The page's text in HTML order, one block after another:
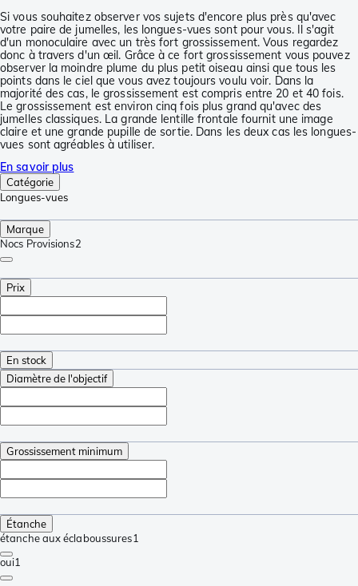
Si vous souhaitez observer vos sujets d'encore plus près qu'avec
votre paire de jumelles, les longues-vues sont pour vous. Il s'agit
d'un monoculaire avec un très fort grossissement. Vous regardez
donc à travers d'un œil. Grâce à ce fort grossissement vous pouvez
observer la moindre plume du plus petit oiseau ainsi que tous les
points dans le ciel que vous avez toujours voulu voir. Dans la
majorité des cas, le grossissement est compris entre 20 et 40 fois.
Le grossissement est environ cinq fois plus grand qu'avec des
jumelles classiques. La grande lentille frontale fournit une image
claire et une grande pupille de sortie. Dans les deux cas les longues-
vues sont agréables à utiliser.
En savoir plus
Catégorie
Longues-vues
Marque
Nocs Provisions2
Prix
En stock
Diamètre de l'objectif
Grossissement minimum
Étanche
étanche aux éclaboussures1
oui1